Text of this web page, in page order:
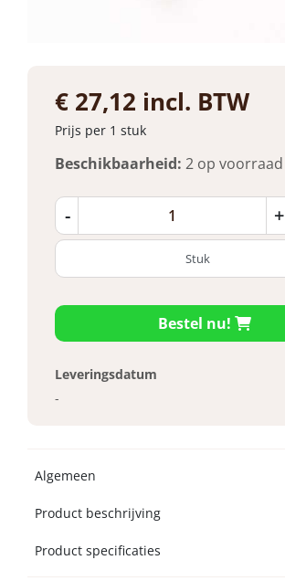
€ 27,12 incl. BTW
Prijs per 1 stuk
Beschikbaarheid: 2 op voorraad
- +
Bestel nu!
Leveringsdatum
-
Algemeen
Product beschrijving
Product specificaties